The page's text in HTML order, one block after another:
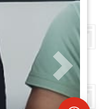
Next